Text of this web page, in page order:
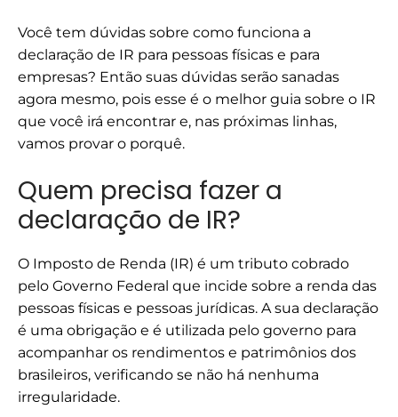
Você tem dúvidas sobre como funciona a
declaração de IR para pessoas físicas e para
empresas? Então suas dúvidas serão sanadas
agora mesmo, pois esse é o melhor guia sobre o IR
que você irá encontrar e, nas próximas linhas,
vamos provar o porquê.
Quem precisa fazer a
declaração de IR?
O Imposto de Renda (IR) é um tributo cobrado
pelo Governo Federal que incide sobre a renda das
pessoas físicas e pessoas jurídicas. A sua declaração
é uma obrigação e é utilizada pelo governo para
acompanhar os rendimentos e patrimônios dos
brasileiros, verificando se não há nenhuma
irregularidade.